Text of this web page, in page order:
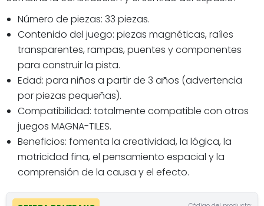
Número de piezas: 33 piezas.
Contenido del juego: piezas magnéticas, raíles
transparentes, rampas, puentes y componentes
para construir la pista.
Edad: para niños a partir de 3 años (advertencia
por piezas pequeñas).
Compatibilidad: totalmente compatible con otros
juegos MAGNA-TILES.
Beneficios: fomenta la creatividad, la lógica, la
motricidad fina, el pensamiento espacial y la
comprensión de la causa y el efecto.